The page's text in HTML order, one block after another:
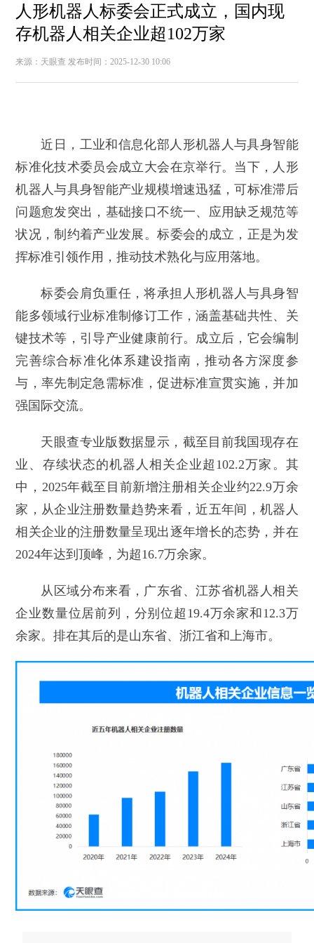
人形机器人标委会正式成立，国内现
存机器人相关企业超102万家
来源：天眼查发布时间：2025-12-30 10:06
近日，工业和信息化部人形机器人与具身智能
标准化技术委员会成立大会在京举行。当下，人形
机器人与具身智能产业规模增速迅猛，可标准滞后
问题愈发突出，基础接口不统一、应用缺乏规范等
状况，制约着产业发展。标委会的成立，正是为发
挥标准引领作用，推动技术熟化与应用落地。
标委会肩负重任，将承担人形机器人与具身智
能多领域行业标准制修订工作，涵盖基础共性、关
键技术等，引导产业健康前行。成立后，它会编制
完善综合标准化体系建设指南，推动各方深度参
与，率先制定急需标准，促进标准宣贯实施，并加
强国际交流。
天眼查专业版数据显示，截至目前我国现存在
业、存续状态的机器人相关企业超102.2万家。其
中，2025年截至目前新增注册相关企业约22.9万余
家，从企业注册数量趋势来看，近五年间，机器人
相关企业的注册数量呈现出逐年增长的态势，并在
2024年达到顶峰，为超16.7万余家。
从区域分布来看，广东省、江苏省机器人相关
企业数量位居前列，分别位超19.4万余家和12.3万
余家。排在其后的是山东省、浙江省和上海市。